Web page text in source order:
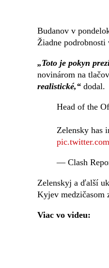
Budanov v
Žiadne podrobnosti
„Toto je pokyn
novinárom na
realistické,“ dodal.
Head of the
Zelensky has
— Clash
Zelenskyj a ďalší
Kyjev medzičasom
Viac vo videu: